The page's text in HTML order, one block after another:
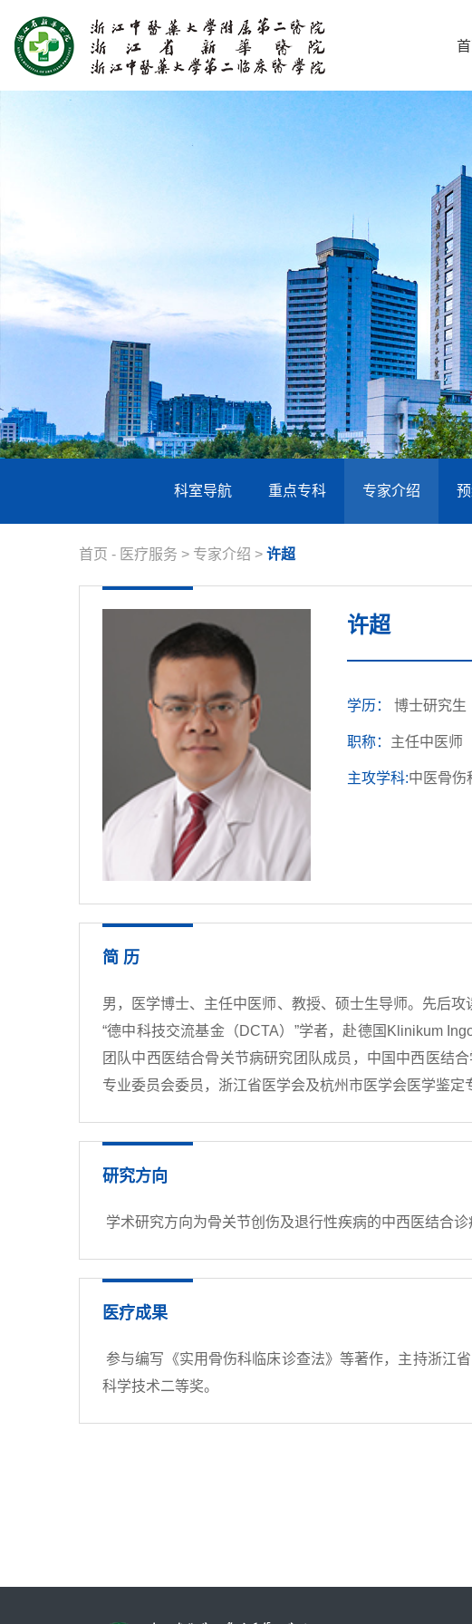
科室导航 重点专科 专家介绍
首页 - 医疗服务 > 专家介绍 > 许超
许超
学历： 博士研究生
职称： 主任中医师
主攻学科:中医骨伤
简 历
男，医学博士、主任中医师、教授、硕士生导师。先后
“德中科技交流基金（DCTA）”学者，赴德国Klinikum
团队中西医结合骨关节病研究团队成员，中国中西医结
专业委员会委员，浙江省医学会及杭州市医学会医学鉴定
研究方向
学术研究方向为骨关节创伤及退行性疾病的中西医结合
医疗成果
参与编写《实用骨伤科临床诊查法》等著作，主持浙江
科学技术二等奖。